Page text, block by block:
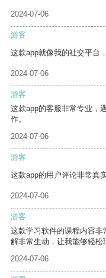
2024-07-06
游客
这款app就像我的社交平台
2024-07-06
游客
这款app的客服非常专业，
作。
2024-07-06
游客
这款app的用户评论非常真
2024-07-06
游客
这款学习软件的课程内容
解非常生动，让我能够轻松
2024-07-06